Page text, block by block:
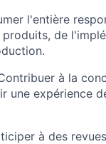
l'entière
de
à la
une expérience
à des